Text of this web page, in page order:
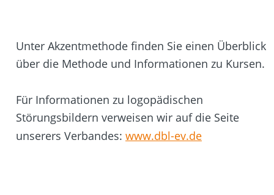
Unter Akzentmethode finden Sie einen Überblick
über die Methode und Informationen zu Kursen.
Für Informationen zu logopädischen
Störungsbildern verweisen wir auf die Seite
unserers Verbandes: www.dbl-ev.de